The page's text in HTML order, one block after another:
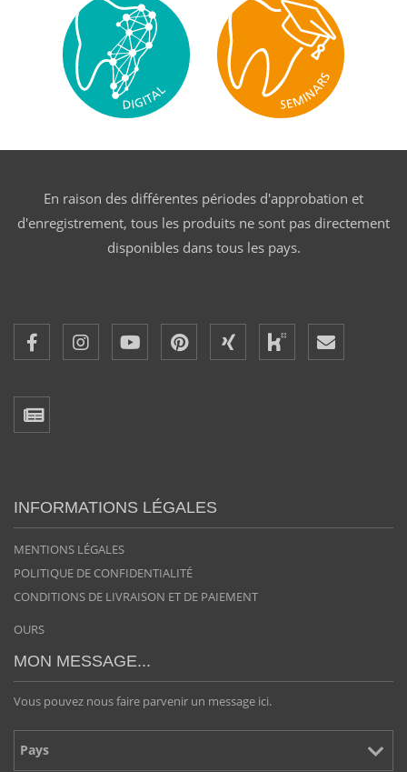
En raison des différentes périodes d'approbation et
d'enregistrement, tous les produits ne sont pas directement
disponibles dans tous les pays.
INFORMATIONS LÉGALES
MENTIONS LÉGALES
POLITIQUE DE CONFIDENTIALITÉ
CONDITIONS DE LIVRAISON ET DE PAIEMENT
OURS
MON MESSAGE...
Vous pouvez nous faire parvenir un message ici.